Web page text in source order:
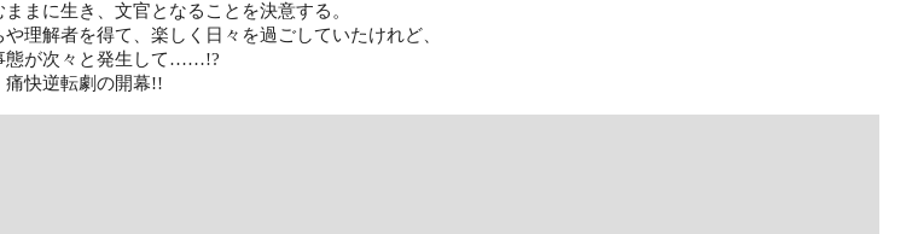
まに生き、文官となることを決意する。
理解者を得て、楽しく日々を過ごしていたけれど、
態が次々と発生して……!?
痛快逆転劇の開幕!!